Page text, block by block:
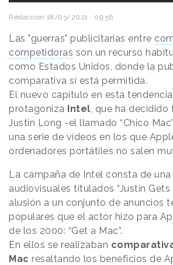
Redacción 18/03/2021 · 09:56
Las "guerras" publicitarias entre
competidoras son un recurso
como Estados Unidos, donde la
comparativa sí está permitida.
El nuevo capítulo en esta
protagoniza Intel, que ha decidido
Justin Long -el llamado “Chico
una serie de vídeos en los que
ordenadores portátiles no salen
La campaña de Intel consta de
audiovisuales titulados “Justin Gets
alusión a un conjunto de anuncios
populares que el actor hizo para
de los 2000: “Get a Mac”.
En ellos se realizaban
Mac resaltando los beneficios de